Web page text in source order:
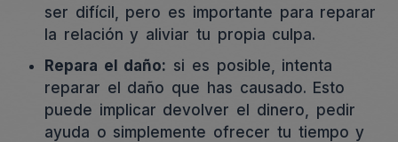
ser difícil, pero es importante para reparar
la relación y aliviar tu propia culpa.
Repara el daño: si es posible, intenta
reparar el daño que has causado. Esto
puede implicar devolver el dinero, pedir
ayuda o simplemente ofrecer tu tiempo y